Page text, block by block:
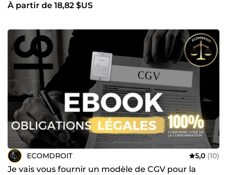
À partir de 18,82 $US
ECOMDROIT 5,0 (10)
Je vais vous fournir un modèle de CGV pour la